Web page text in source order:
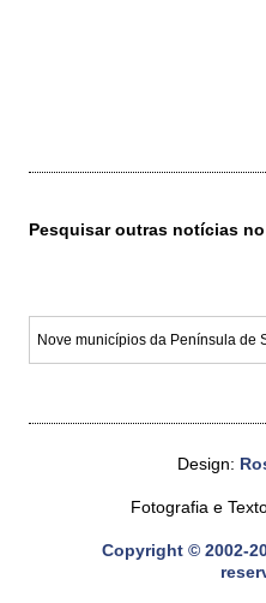
Pesquisar outras notícias
Design:
Fotografia e
Copyright © 2002-